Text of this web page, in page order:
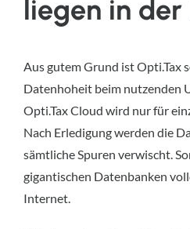
liegen in der
Aus gutem Grund ist Opti.Tax
Datenhoheit beim nutzenden
Opti.Tax Cloud wird nur für
Nach Erledigung werden die
sämtliche Spuren verwischt.
gigantischen Datenbanken
Internet.